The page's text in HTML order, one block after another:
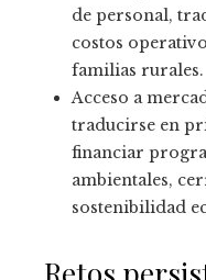
de personal,
costos
familias rurales.
Acceso a
traducirse en
financiar
ambientales,
sostenibilidad